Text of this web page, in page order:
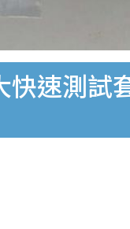
快速測